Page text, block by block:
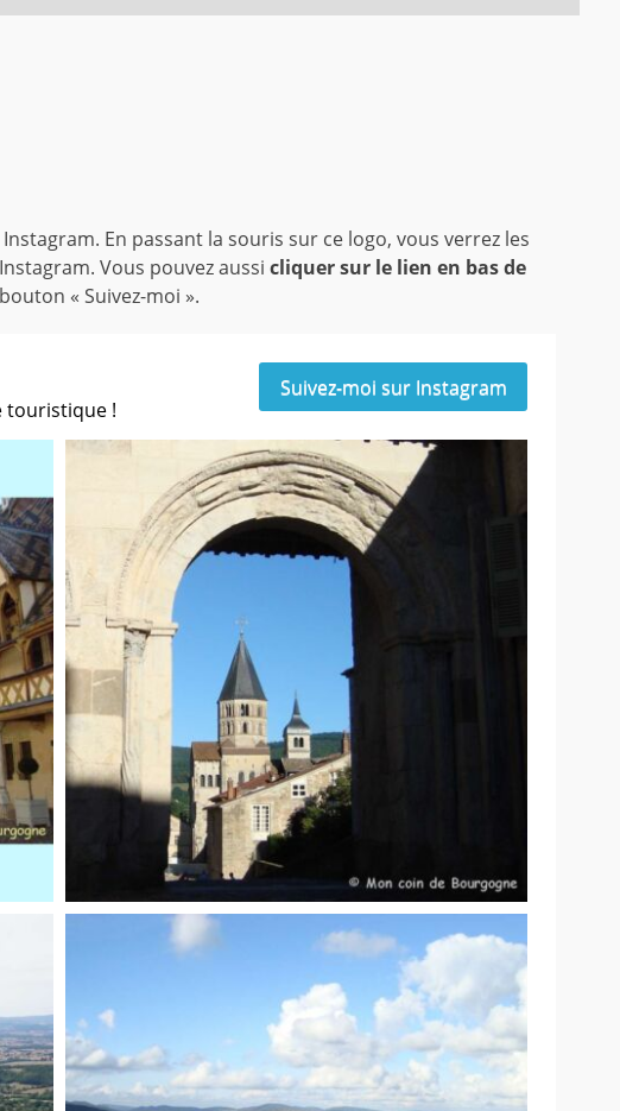
En passant la souris sur ce logo, vous verrez les
Vous pouvez aussi cliquer sur le lien en bas de
« Suivez-moi ».
touristique !
Suivez-moi sur Instagram